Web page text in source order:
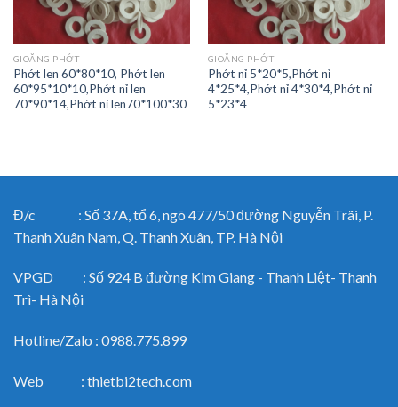
GIOĂNG PHỚT
Phớt len 60*80*10, Phớt len
60*95*10*10,Phớt nỉ len
70*90*14,Phớt nỉ len70*100*30
GIOĂNG PHỚT
Phớt nỉ 5*20*5,Phớt nỉ
4*25*4,Phớt nỉ 4*30*4,Phớt nỉ
5*23*4
Đ/c : Số 37A, tổ 6, ngõ 477/50 đường Nguyễn Trãi, P.
Thanh Xuân Nam, Q. Thanh Xuân, TP. Hà Nội
VPGD : Số 924 B đường Kim Giang - Thanh Liệt- Thanh
Trì- Hà Nội
Hotline/Zalo : 0988.775.899
Web : thietbi2tech.com